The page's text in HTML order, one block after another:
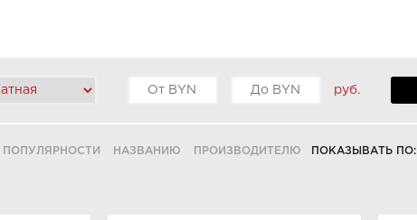
руб.
ПОПУЛЯРНОСТИ НАЗВАНИЮ ПРОИЗВОДИТЕЛЮ ПОКАЗЫВАТЬ ПО: